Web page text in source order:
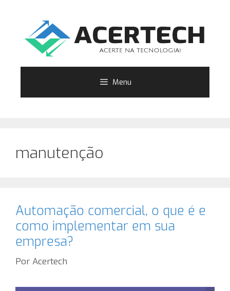
conteúdo
Menu
manutenção
Automação comercial, o que é e
como implementar em sua
empresa?
Por Acertech